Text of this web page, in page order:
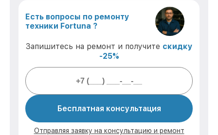
Есть вопросы по ремонту
техники Fortuna ?
Запишитесь на ремонт и получите скидку
-25%
Бесплатная консультация
Отправляя заявку на консультацию и ремонт